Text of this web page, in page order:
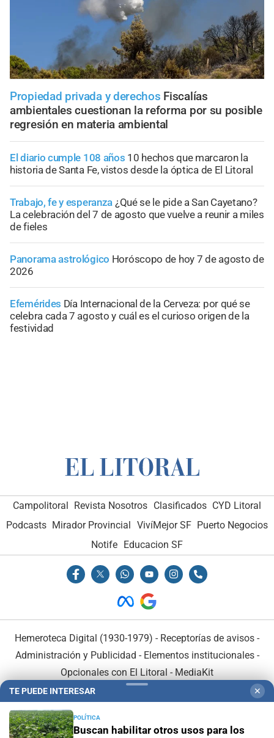
Propiedad privada y derechos Fiscalías
ambientales cuestionan la reforma por su posible
regresión en materia ambiental
El diario cumple 108 años 10 hechos que marcaron la
historia de Santa Fe, vistos desde la óptica de El Litoral
Trabajo, fe y esperanza ¿Qué se le pide a San Cayetano?
La celebración del 7 de agosto que vuelve a reunir a miles
de fieles
Panorama astrológico Horóscopo de hoy 7 de agosto de
2026
Efemérides Día Internacional de la Cerveza: por qué se
celebra cada 7 agosto y cuál es el curioso origen de la
festividad
Campolitoral Revista Nosotros Clasificados CYD Litoral
Podcasts Mirador Provincial VivíMejor SF Puerto Negocios
Notife Educacion SF
Hemeroteca Digital (1930-1979) - Receptorías de avisos -
Administración y Publicidad - Elementos institucionales-
Opcionales con El Litoral - MediaKit
TE PUEDE INTERESAR ✕
POLÍTICA
Buscan habilitar otros usos para los